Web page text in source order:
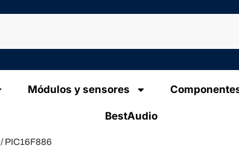
Módulos y sensores
BestAudio
/ PIC16F886